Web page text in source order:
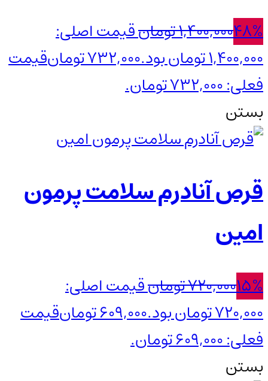
48%
1,400,000تومانقیمت اصلی:
1,400,000 تومان بود.
732,000تومانقیمت
فعلی: 732,000 تومان.
بستن
قرص آنادرم سلامت پرمون
امین
15%
720,000تومانقیمت اصلی:
720,000 تومان بود.
609,000تومانقیمت
فعلی: 609,000 تومان.
بستن